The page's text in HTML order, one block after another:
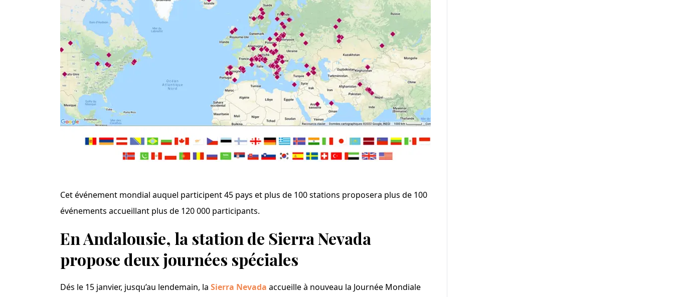
Cet événement mondial auquel participent 45 pays et plus de 100 stations proposera plus de 100
événements accueillant plus de 120 000 participants.
En Andalousie, la station de Sierra Nevada
propose deux journées spéciales
Dés le 15 janvier, jusqu’au lendemain, la Sierra Nevada accueille à nouveau la Journée Mondiale